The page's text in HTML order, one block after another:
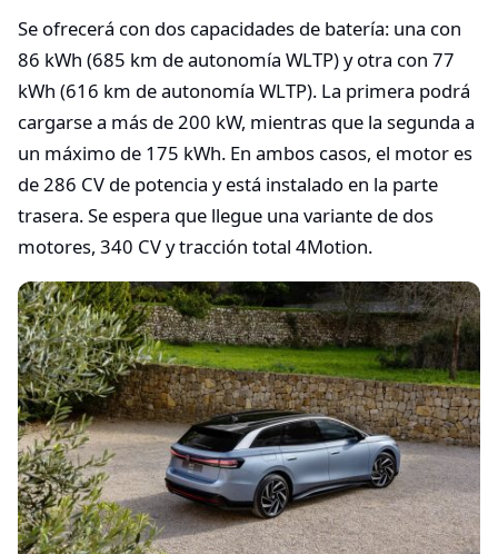
Se ofrecerá con dos capacidades de batería: una con
86 kWh (685 km de autonomía WLTP) y otra con 77
kWh (616 km de autonomía WLTP). La primera podrá
cargarse a más de 200 kW, mientras que la segunda a
un máximo de 175 kWh. En ambos casos, el motor es
de 286 CV de potencia y está instalado en la parte
trasera. Se espera que llegue una variante de dos
motores, 340 CV y tracción total 4Motion.